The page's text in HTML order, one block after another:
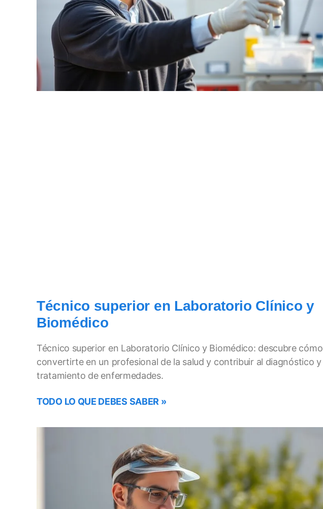
Técnico superior en Laboratorio Clínico y
Biomédico
Técnico superior en Laboratorio Clínico y Biomédico: descubre cómo
convertirte en un profesional de la salud y contribuir al diagnóstico y
tratamiento de enfermedades.
TODO LO QUE DEBES SABER »